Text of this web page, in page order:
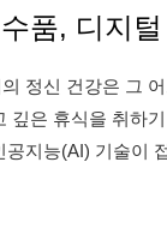
품, 디지
정신 건강은 그
깊은 휴식을 취하
지능(AI) 기술이